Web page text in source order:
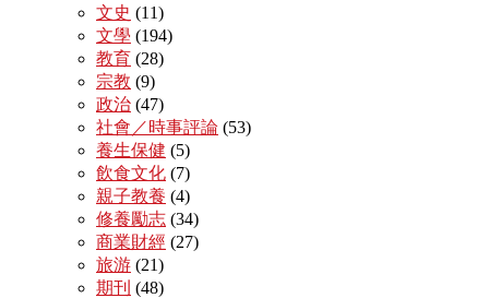
文史 (11)
文學 (194)
教育 (28)
宗教 (9)
政治 (47)
社會／時事評論 (53)
養生保健 (5)
飲食文化 (7)
親子教養 (4)
修養勵志 (34)
商業財經 (27)
旅游 (21)
期刊 (48)